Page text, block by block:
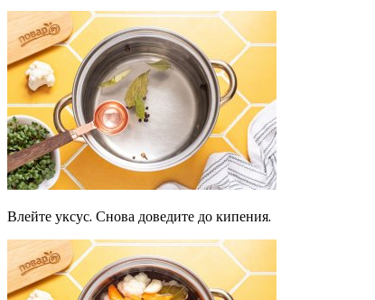
Влейте уксус. Снова доведите до кипения.